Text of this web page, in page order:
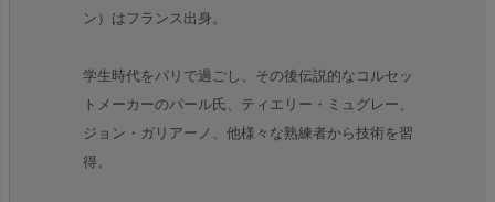
ン）はフランス出身。
学生時代をパリで過ごし、その後伝説的なコルセッ
トメーカーのパール氏、ティエリー・ミュグレー、
ジョン・ガリアーノ、他様々な熟練者から技術を習
得。